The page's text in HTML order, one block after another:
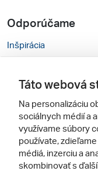
Odporúčame
Inšpirácia
Cestovné kancelárie
Zájezdy.cz
Sledujte nás
Táto webová
Na personalizáciu
sociálnych médií a
využívame súbory
používate,
médiá, inzerciu a
skombinovať s